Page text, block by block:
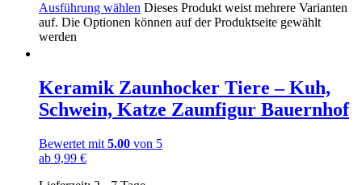
Ausführung wählen Dieses Produkt weist mehrere Varianten
auf. Die Optionen können auf der Produktseite gewählt
werden
Keramik Zaunhocker Tiere – Kuh,
Schwein, Katze Zaunfigur Bauernhof
Bewertet mit 5.00 von 5
ab 9,99 €